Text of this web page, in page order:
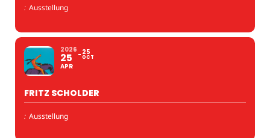
: Ausstellung
2026
25
APR
25
OCT
FRITZ SCHOLDER
: Ausstellung